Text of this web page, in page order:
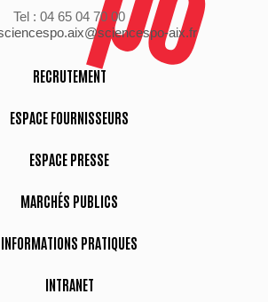
Tel : 04 65 04 70 00
aix.fr
RECRUTEMENT
ESPACE FOURNISSEURS
ESPACE PRESSE
MARCHÉS PUBLICS
INFORMATIONS PRATIQUES
INTRANET